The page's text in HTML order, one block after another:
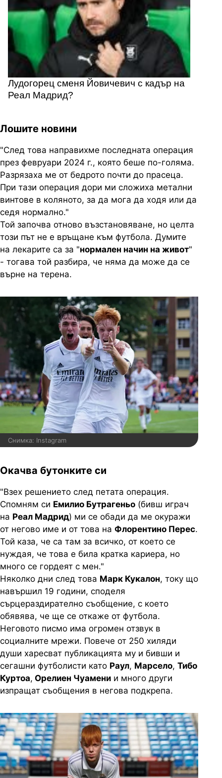
Лудогорец сменя Йовичевич с кадър на
Реал Мадрид?
Лошите новини
"След това направихме последната операция
през февруари 2024 г., която беше по-голяма.
Разрязаха ме от бедрото почти до прасеца.
При тази операция дори ми сложиха метални
винтове в коляното, за да мога да ходя или да
седя нормално."
Той започва отново възстановяване, но целта
този път не е връщане към футбола. Думите
на лекарите са за "нормален начин на живот"
- тогава той разбира, че няма да може да се
върне на терена.
Снимка: Instagram
Окачва бутонките си
"Взех решението след петата операция.
Спомням си Емилио Бутрагеньо (бивш играч
на Реал Мадрид) ми се обади да ме окуражи
от негово име и от това на Флорентино Перес.
Той каза, че са там за всичко, от което се
нуждая, че това е била кратка кариера, но
много се гордеят с мен."
Няколко дни след това Марк Кукалон, току що
навършил 19 години, споделя
сърцераздирателно съобщение, с което
обявява, че ще се откаже от футбола.
Неговото писмо има огромен отзвук в
социалните мрежи. Повече от 250 хиляди
души харесват публикацията му и бивши и
сегашни футболисти като Раул, Марсело, Тибо
Куртоа, Орелиен Чуамени и много други
изпращат съобщения в негова подкрепа.